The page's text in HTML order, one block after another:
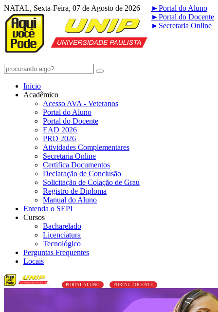
NATAL, Sexta-Feira, 07 de Agosto de 2026 ►Portal do Aluno
►Portal do Docente
► Secretaria Online
Início
Acadêmico
Acesso AVA - Veteranos
Portal do Aluno
Portal do Docente
EAD 2026
PRD 2026
Atividades Complementares
Secretaria Online
Certifica Documentos
Declaração de Conclusão
Solicitação de Colação de Grau
Registro de Diploma
Manual do Aluno
Entenda o SEPI
Cursos
Bacharelado
Licenciatura
Tecnológico
Perguntas Frequentes
Locais
PORTAL ALUNO PORTAL DOCENTE